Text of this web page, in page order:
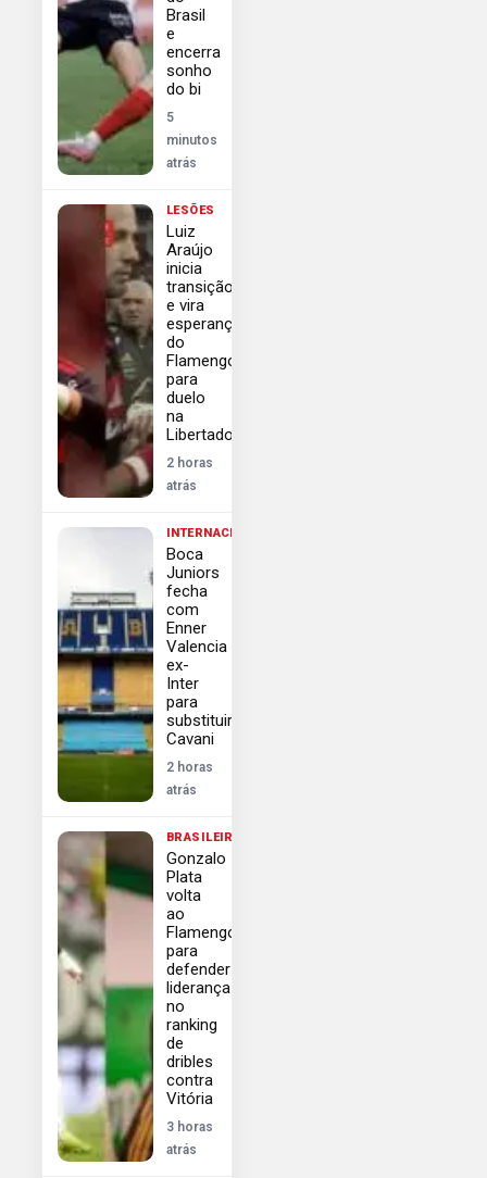
Brasil
e
encerra
sonho
do bi
5
minutos
atrás
LESÕES
Luiz
Araújo
inicia
transição
e vira
esperança
do
Flamengo
para
duelo
na
Libertadores
2 horas
atrás
INTERNACIONAL
Boca
Juniors
fecha
com
Enner
Valencia
ex-
Inter
para
substituir
Cavani
2 horas
atrás
BRASILEIRÃO
Gonzalo
Plata
volta
ao
Flamengo
para
defender
liderança
no
ranking
de
dribles
contra
Vitória
3 horas
atrás